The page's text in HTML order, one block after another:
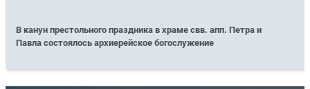
В канун престольного праздника в храме свв. апп. Петра и
Павла состоялось архиерейское богослужение